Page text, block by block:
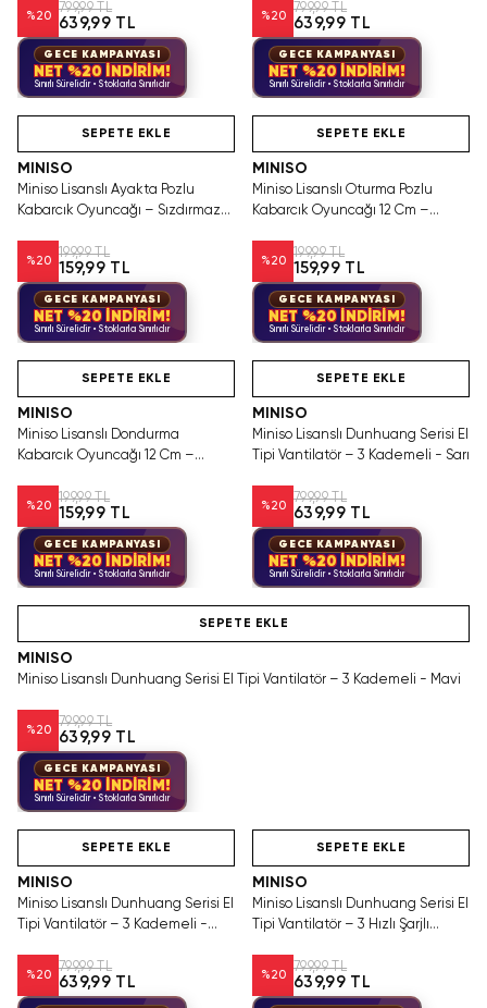
%20
799,99 TL
639,99 TL
GECE KAMPANYASI
NET %20 İNDİRİM!
Sınırlı Sürelidir • Stoklarla Sınırlıdır
%20
799,99 TL
639,99 TL
GECE KAMPANYASI
NET %20 İNDİRİM!
Sınırlı Sürelidir • Stoklarla Sınırlıdır
SEPETE EKLE
MINISO
Miniso Lisanslı Ayakta Pozlu
Kabarcık Oyuncağı – Sızdırmaz
%20
199,99 TL
159,99 TL
GECE KAMPANYASI
NET %20 İNDİRİM!
Sınırlı Sürelidir • Stoklarla Sınırlıdır
SEPETE EKLE
MINISO
Miniso Lisanslı Oturma Pozlu
Kabarcık Oyuncağı 12 Cm –
%20
199,99 TL
159,99 TL
GECE KAMPANYASI
NET %20 İNDİRİM!
Sınırlı Sürelidir • Stoklarla Sınırlıdır
SEPETE EKLE
MINISO
Miniso Lisanslı Dondurma
Kabarcık Oyuncağı 12 Cm –
%20
199,99 TL
159,99 TL
GECE KAMPANYASI
NET %20 İNDİRİM!
Sınırlı Sürelidir • Stoklarla Sınırlıdır
SEPETE EKLE
MINISO
Miniso Lisanslı Dunhuang Serisi El
Tipi Vantilatör – 3 Kademeli - Sarı
%20
799,99 TL
639,99 TL
GECE KAMPANYASI
NET %20 İNDİRİM!
Sınırlı Sürelidir • Stoklarla Sınırlıdır
SEPETE EKLE
MINISO
Miniso Lisanslı Dunhuang Serisi El Tipi Vantilatör – 3 Kademeli - Mavi
%20
799,99 TL
639,99 TL
GECE KAMPANYASI
NET %20 İNDİRİM!
Sınırlı Sürelidir • Stoklarla Sınırlıdır
SEPETE EKLE
MINISO
Miniso Lisanslı Dunhuang Serisi El
Tipi Vantilatör – 3 Kademeli -
%20
799,99 TL
639,99 TL
SEPETE EKLE
MINISO
Miniso Lisanslı Dunhuang Serisi El
Tipi Vantilatör – 3 Hızlı Şarjlı
%20
799,99 TL
639,99 TL